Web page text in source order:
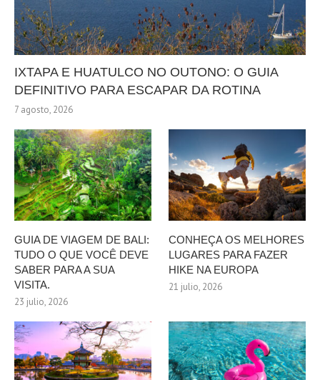
IXTAPA E HUATULCO NO OUTONO: O GUIA
DEFINITIVO PARA ESCAPAR DA ROTINA
7 agosto, 2026
GUIA DE VIAGEM DE BALI:
TUDO O QUE VOCÊ DEVE
SABER PARA A SUA
VISITA.
23 julio, 2026
CONHEÇA OS MELHORES
LUGARES PARA FAZER
HIKE NA EUROPA
21 julio, 2026